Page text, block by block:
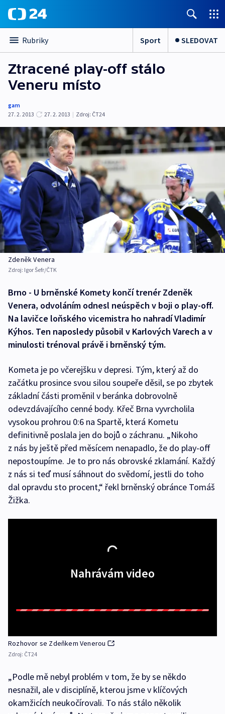
Rubriky Sport SLEDOVAT
Ztracené play-off stálo
Veneru místo
gam
27. 2. 2013
27. 2. 2013 | Zdroj: ČT24
Zdeněk Venera
Zdroj: Igor Šefr/ČTK
Brno - U brněnské Komety končí trenér Zdeněk
Venera, odvoláním odnesl neúspěch v boji o play-off.
Na lavičce loňského vicemistra ho nahradí Vladimír
Kýhos. Ten naposledy působil v Karlových Varech a v
minulosti trénoval právě i brněnský tým.
Kometa je po včerejšku v depresi. Tým, který až do
začátku prosince svou silou soupeře děsil, se po zbytek
základní části proměnil v beránka dobrovolně
odevzdávajícího cenné body. Křeč Brna vyvrcholila
vysokou prohrou 0:6 na Spartě, která Kometu
definitivně poslala jen do bojů o záchranu. „Nikoho
z nás by ještě před měsícem nenapadlo, že do play-off
nepostoupíme. Je to pro nás obrovské zklamání. Každý
z nás si teď musí sáhnout do svědomí, jestli do toho
dal opravdu sto procent,“ řekl brněnský obránce Tomáš
Žižka.
Nahrávám video
Rozhovor se Zdeňkem Venerou
Zdroj: ČT24
„Podle mě nebyl problém v tom, že by se někdo
nesnažil, ale v disciplíně, kterou jsme v klíčových
okamžicích neukočírovali. To nás stálo několik